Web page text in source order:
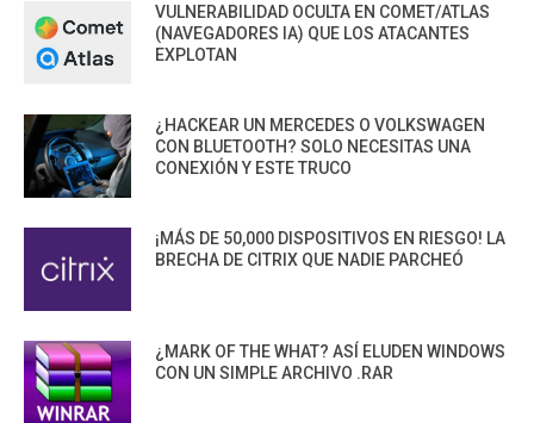
VULNERABILIDAD OCULTA EN COMET/ATLAS
(NAVEGADORES IA) QUE LOS ATACANTES
EXPLOTAN
¿HACKEAR UN MERCEDES O VOLKSWAGEN
CON BLUETOOTH? SOLO NECESITAS UNA
CONEXIÓN Y ESTE TRUCO
¡MÁS DE 50,000 DISPOSITIVOS EN RIESGO! LA
BRECHA DE CITRIX QUE NADIE PARCHEÓ
¿MARK OF THE WHAT? ASÍ ELUDEN WINDOWS
CON UN SIMPLE ARCHIVO .RAR